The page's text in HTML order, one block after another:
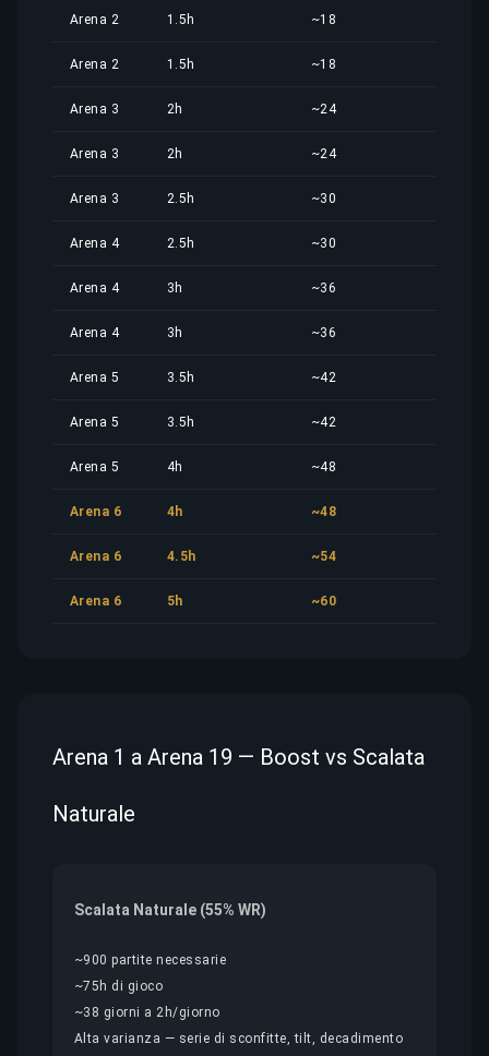
Arena 2 1.5h ~18
Arena 2 1.5h ~18
Arena 3 2h ~24
Arena 3 2h ~24
Arena 3 2.5h ~30
Arena 4 2.5h ~30
Arena 4 3h ~36
Arena 4 3h ~36
Arena 5 3.5h ~42
Arena 5 3.5h ~42
Arena 5 4h ~48
Arena 6 4h ~48
Arena 6 4.5h ~54
Arena 6 5h ~60
Arena 1 a Arena 19 — Boost vs Scalata
Naturale
Scalata Naturale (55% WR)
~900 partite necessarie
~75h di gioco
~38 giorni a 2h/giorno
Alta varianza — serie di sconfitte, tilt, decadimento